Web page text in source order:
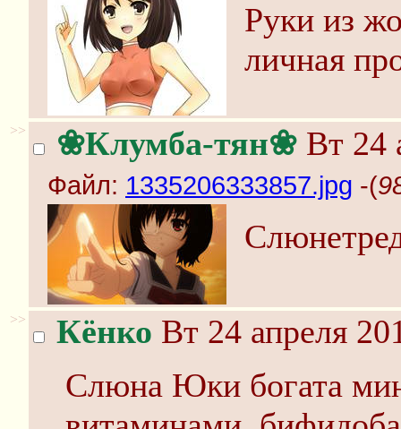
Руки из
личная
>> ❀Клумба-тян❀ Вт 24
Файл: 1335206333857.jpg -(
>> Кёнко Вт 24 апреля
Слюна Юки богата